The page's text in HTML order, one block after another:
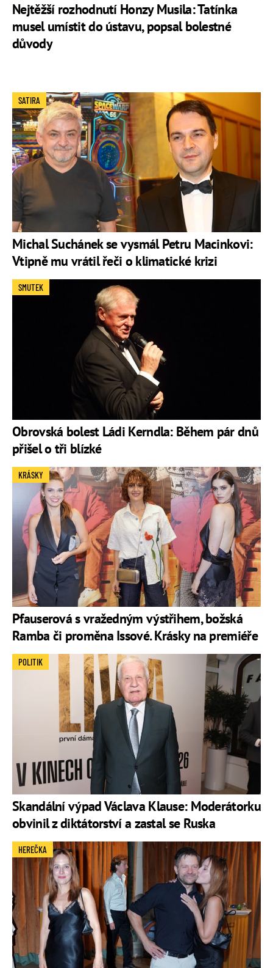
Nejtěžší rozhodnutí Honzy Musila: Tatínka
musel umístit do ústavu, popsal bolestné
důvody
Michal Suchánek se vysmál Petru Macinkovi:
Vtipně mu vrátil řeči o klimatické krizi
SATIRA
Obrovská bolest Ládi Kerndla: Během pár dnů
přišel o tři blízké
SMUTEK
Pfauserová s vražedným výstřihem, božská
Ramba či proměna Issové. Krásky na premiéře
KRÁSKY
Skandální výpad Václava Klause: Moderátorku
obvinil z diktátorství a zastal se Ruska
POLITIK
HEREČKA